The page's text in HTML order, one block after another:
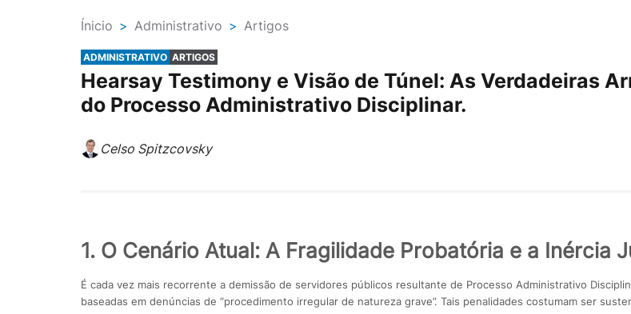
Ínicio > Administrativo > Artigos
ADMINISTRATIVO ARTIGOS
Hearsay Testimony e Visão de Túnel: As Verdadeiras
do Processo Administrativo Disciplinar.
Celso Spitzcovsky
1. O Cenário Atual: A Fragilidade Probatória e a Inércia
É cada vez mais recorrente a demissão de servidores públicos resultante de Processo Administrativo
baseadas em denúncias de “procedimento irregular de natureza grave”. Tais penalidades costumam ser